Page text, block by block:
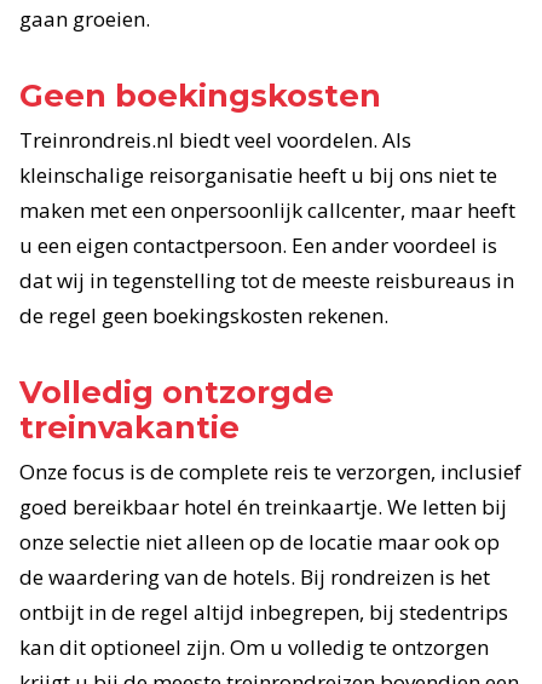
gaan groeien.
Geen boekingskosten
Treinrondreis.nl biedt veel voordelen. Als
kleinschalige reisorganisatie heeft u bij ons niet te
maken met een onpersoonlijk callcenter, maar heeft
u een eigen contactpersoon. Een ander voordeel is
dat wij in tegenstelling tot de meeste reisbureaus in
de regel geen boekingskosten rekenen.
Volledig ontzorgde
treinvakantie
Onze focus is de complete reis te verzorgen, inclusief
goed bereikbaar hotel én treinkaartje. We letten bij
onze selectie niet alleen op de locatie maar ook op
de waardering van de hotels. Bij rondreizen is het
ontbijt in de regel altijd inbegrepen, bij stedentrips
kan dit optioneel zijn. Om u volledig te ontzorgen